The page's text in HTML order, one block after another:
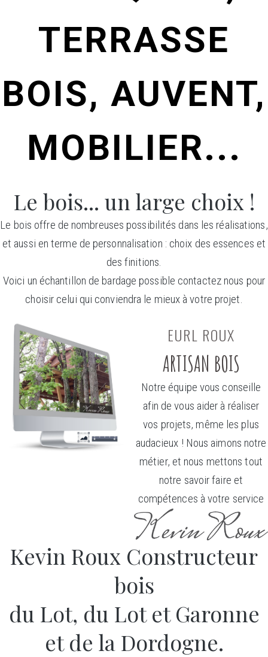
TERRASSE
BOIS, AUVENT,
MOBILIER...
Le bois... un large choix !
Le bois offre de nombreuses possibilités dans les réalisations,
et aussi en terme de personnalisation : choix des essences et
des finitions.
Voici un échantillon de bardage possible contactez nous pour
choisir celui qui conviendra le mieux à votre projet.
EURL ROUX
ARTISAN BOIS
Notre équipe vous conseille
afin de vous aider à réaliser
vos projets, même les plus
audacieux ! Nous aimons notre
métier, et nous mettons tout
notre savoir faire et
compétences à votre service
Kevin Roux Constructeur
bois
du Lot, du Lot et Garonne
et de la Dordogne.